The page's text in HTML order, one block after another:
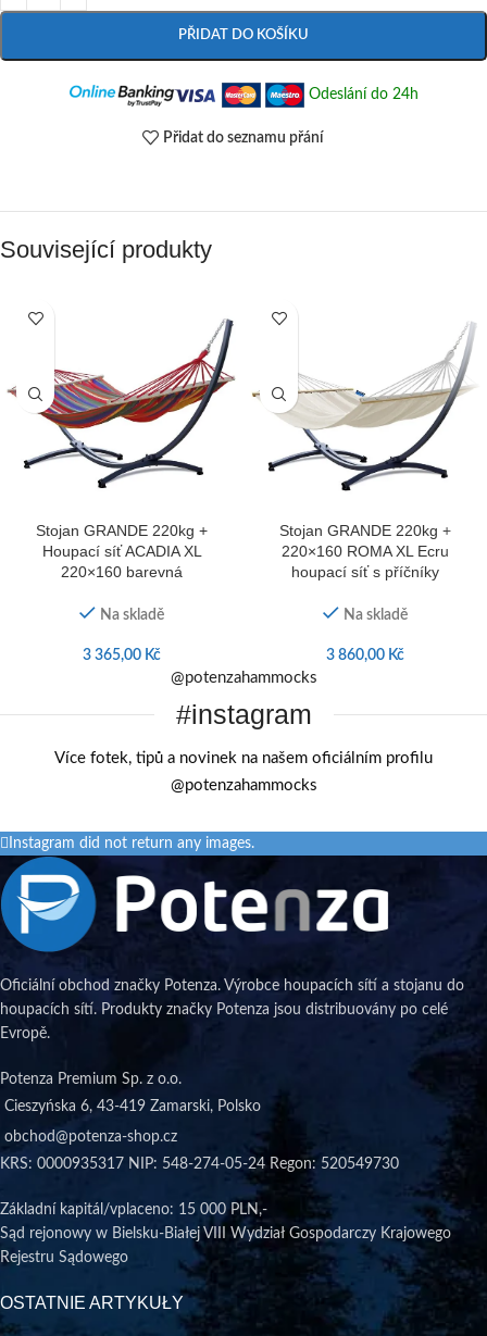
PŘIDAT DO KOŠÍKU
Odeslání do 24h
Přidat do seznamu přání
Související produkty
Stojan GRANDE 220kg +
Houpací síť ACADIA XL
220×160 barevná
Na skladě
3 365,00 Kč
Stojan GRANDE 220kg +
220×160 ROMA XL Ecru
houpací síť s příčníky
Na skladě
3 860,00 Kč
@potenzahammocks
#instagram
Více fotek, tipů a novinek na našem oficiálním profilu
@potenzahammocks
Instagram did not return any images.
Oficiální obchod značky Potenza. Výrobce houpacích sítí a stojanu do
houpacích sítí. Produkty značky Potenza jsou distribuovány po celé
Evropě.
Potenza Premium Sp. z o.o.
Cieszyńska 6, 43-419 Zamarski, Polsko
obchod@potenza-shop.cz
KRS: 0000935317 NIP: 548-274-05-24 Regon: 520549730
Základní kapitál/vplaceno: 15 000 PLN,-
Sąd rejonowy w Bielsku-Białej VIII Wydział Gospodarczy Krajowego
Rejestru Sądowego
OSTATNIE ARTYKUŁY